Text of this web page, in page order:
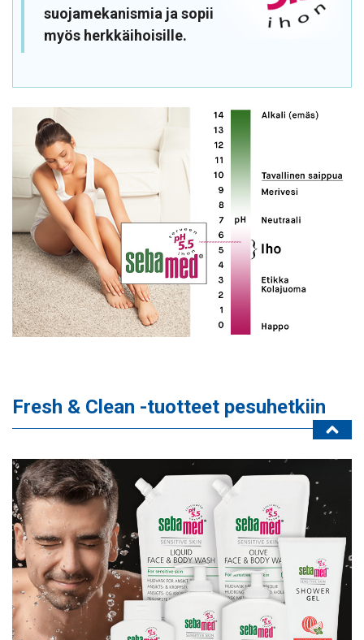
suojamekanismia ja sopii
myös herkkäihoisille.
Fresh & Clean -tuotteet pesuhetkiin